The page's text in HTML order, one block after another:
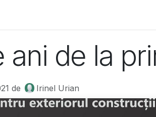
ani de la
de Irinel Urian